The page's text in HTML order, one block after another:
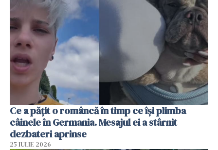
Ce a pățit o româncă în timp ce își plimba
câinele în Germania. Mesajul ei a stârnit
dezbateri aprinse
25 IULIE 2026